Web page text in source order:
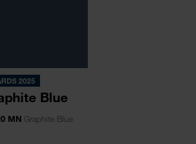
2025
Blue
MN Graphite Blue